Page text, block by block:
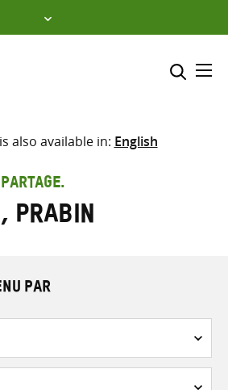
Sélectionner l’emplacement
Saisir
les
termes
also available in: English
Prabin
PAR
contenu